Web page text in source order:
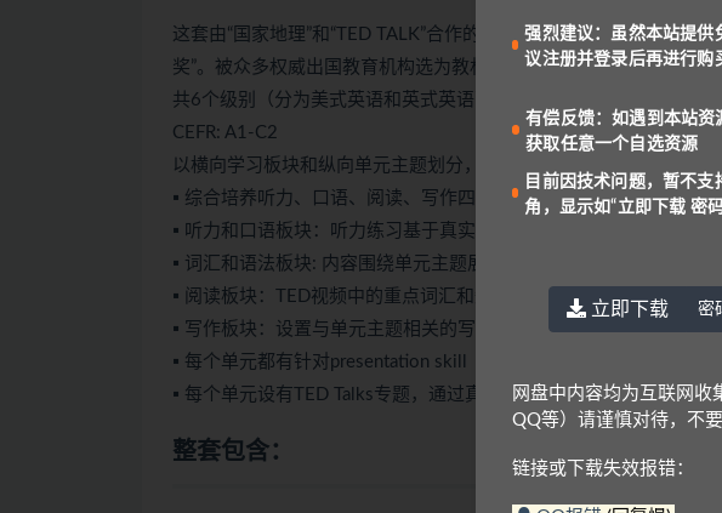
这套由“国家地理”和“TED TALK”合作的明星教材，获得了“卓越课程
奖”。被众多权威出国教育机构选为教材使用。基于TED内容的旗舰
共6个级别（分为美式英语和英式英语两个版本）
CEFR: A1-C2
以横向学习板块和纵向单元主题划分，明确每单元学习内容
▪ 综合培养听力、口语、阅读、写作四项技能
▪ 听力和口语板块：听力练习基于真实的人物对话，并结合每单元口
▪ 词汇和语法板块: 内容围绕单元主题展开，展现真实的生活场景，培
▪ 阅读板块：TED视频中的重点词汇和短语，涵盖在阅读文章中，有
▪ 写作板块：设置与单元主题相关的写作任务，通过交流讨论来表达
▪ 每个单元都有针对presentation skill（演讲技巧）和communicate（
▪ 每个单元设有TED Talks专题，通过真实的视听资源，培养思辨能
整套包含：
强烈建议：虽然本站提供
议注册并登录后再进行购
有偿反馈：如遇到本站
获取任意一个自选资源
目前因技术问题，暂不
角，显示如“立即下载 密
立即下载 密
网盘中内容均为互联网收
QQ等）请谨慎对待，不
链接或下载失效报错：